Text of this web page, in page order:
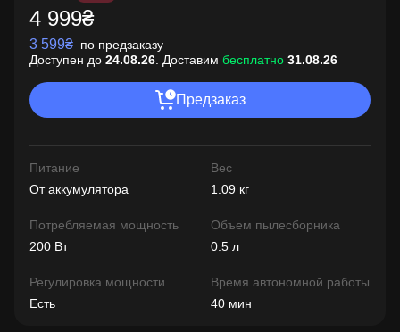
4 999₴
3 599₴ по предзаказу
Доступен до 24.08.26 . Доставим бесплатно 31.08.26
Предзаказ
Питание
От аккумулятора
Вес
1.09 кг
Потребляемая мощность
200 Вт
Объем пылесборника
0.5 л
Регулировка мощности
Есть
Время автономной работы
40 мин